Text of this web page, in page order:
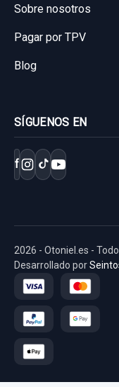
Sobre nosotros
Pagar por TPV
Blog
SÍGUENOS EN
f
2026 - Otoniel.es -
Desarrollado por